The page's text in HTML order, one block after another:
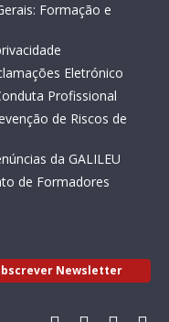
Formação e
Eletrónico
Profissional
de Riscos de
da GALILEU
de Formadores
Newsletter